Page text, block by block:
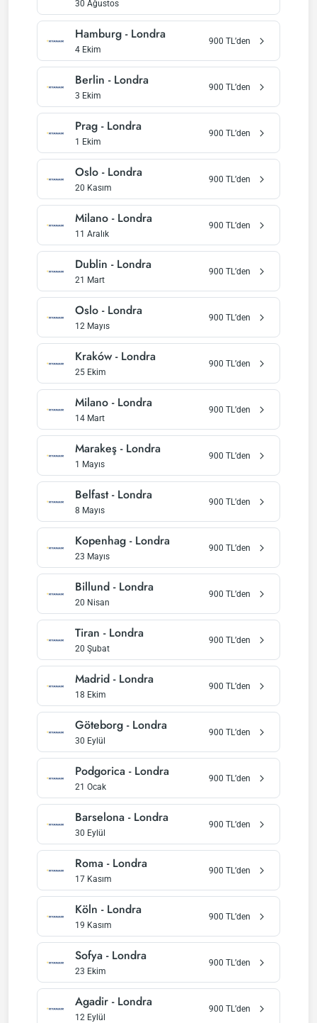
30 Ağustos
Hamburg - Londra
4 Ekim
900 TL’den
Berlin - Londra
3 Ekim
900 TL’den
Prag - Londra
1 Ekim
900 TL’den
Oslo - Londra
20 Kasım
900 TL’den
Milano - Londra
11 Aralık
900 TL’den
Dublin - Londra
21 Mart
900 TL’den
Oslo - Londra
12 Mayıs
900 TL’den
Kraków- Londra
25 Ekim
900 TL’den
Milano - Londra
14 Mart
900 TL’den
Marakeş - Londra
1 Mayıs
900 TL’den
Belfast- Londra
8 Mayıs
900 TL’den
Kopenhag - Londra
23 Mayıs
900 TL’den
Billund - Londra
20 Nisan
900 TL’den
Tiran - Londra
20 Şubat
900 TL’den
Madrid - Londra
18 Ekim
900 TL’den
Göteborg - Londra
30 Eylül
900 TL’den
Podgorica - Londra
21 Ocak
900 TL’den
Barselona - Londra
30 Eylül
900 TL’den
Roma - Londra
17 Kasım
900 TL’den
Köln - Londra
19 Kasım
900 TL’den
Sofya - Londra
23 Ekim
900 TL’den
Agadir - Londra
12 Eylül
900 TL’den